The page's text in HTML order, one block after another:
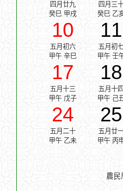
四月廿九
癸巳 甲戌
四月三
癸巳 乙
10
五月初六
甲午 辛巳
11
五月初
甲午 壬
17
五月十三
甲午 戊子
18
五月十
甲午 己
24
五月二十
甲午 乙未
25
五月廿
甲午 丙
農